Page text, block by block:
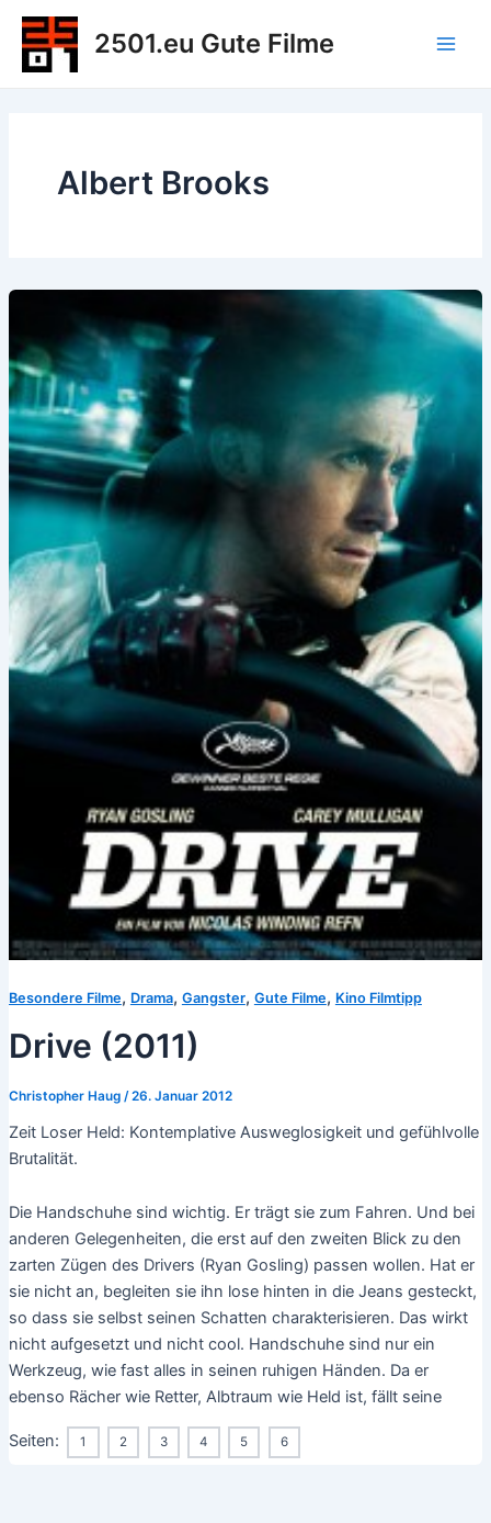
Zum
Inhalt
springen
2501.eu Gute Filme
Albert Brooks
Besondere Filme, Drama, Gangster, Gute Filme, Kino Filmtipp
Drive (2011)
Christopher Haug /26. Januar 2012
Zeit Loser Held: Kontemplative Ausweglosigkeit und gefühlvolle
Brutalität.
Die Handschuhe sind wichtig. Er trägt sie zum Fahren. Und bei
anderen Gelegenheiten, die erst auf den zweiten Blick zu den
zarten Zügen des Drivers (Ryan Gosling) passen wollen. Hat er
sie nicht an, begleiten sie ihn lose hinten in die Jeans gesteckt,
so dass sie selbst seinen Schatten charakterisieren. Das wirkt
nicht aufgesetzt und nicht cool. Handschuhe sind nur ein
Werkzeug, wie fast alles in seinen ruhigen Händen. Da er
ebenso Rächer wie Retter, Albtraum wie Held ist, fällt seine
Seiten: 1 2 3 4 5 6